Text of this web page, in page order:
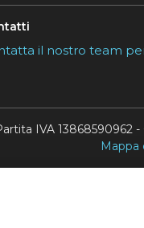
il nostro team
IVA 13868590962
Mappa